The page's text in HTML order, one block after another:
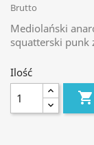
Brutto
Mediolański
squatterski punk
Ilość
